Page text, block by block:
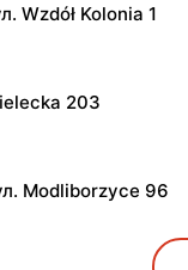
Wzdół Kolonia 1
203
Modliborzyce 96